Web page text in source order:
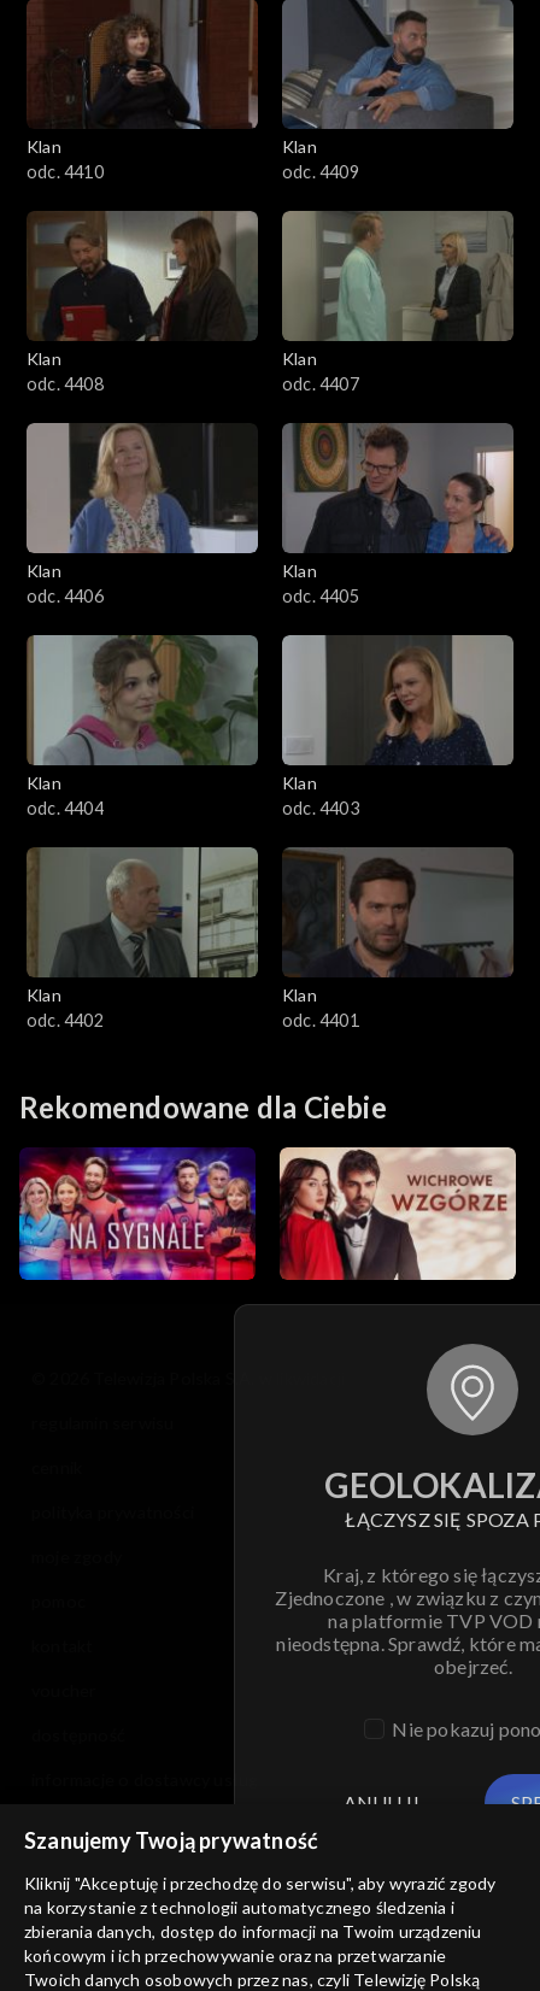
Klan
odc. 4410
Klan
odc. 4409
Klan
odc. 4408
Klan
odc. 4407
Klan
odc. 4406
Klan
odc. 4405
Klan
odc. 4404
Klan
odc. 4403
Klan
odc. 4402
Klan
odc. 4401
Rekomendowane dla Ciebie
ŁĄCZYSZ SIĘ SPOZA
Kraj, z którego się
Zjednoczone , w związku z
na platformie TVP VOD
nieodstępna. Sprawdź, które
obejrzeć.
Nie pokazuj
ANULUJ
Szanujemy Twoją prywatność
Kliknij "Akceptuję i przechodzę do serwisu", aby wyrazić zgody
na korzystanie z technologii automatycznego śledzenia i
zbierania danych, dostęp do informacji na Twoim urządzeniu
końcowym i ich przechowywanie oraz na przetwarzanie
Twoich danych osobowych przez nas, czyli Telewizję Polską